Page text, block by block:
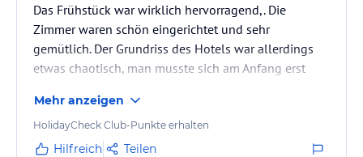
Das Frühstück war wirklich hervorragend,. Die
Zimmer waren schön eingerichtet und sehr
gemütlich. Der Grundriss des Hotels war allerdings
etwas chaotisch, man musste sich am Anfang erst
Mehr anzeigen
HolidayCheck Club-Punkte erhalten
Hilfreich Teilen